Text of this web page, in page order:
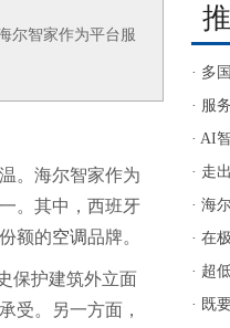
尔智家作为平台服
。海尔智家作为
。其中，西班牙
额的空调品牌。
保护建筑外立面
受。另一方面，
· 多
· 服
签署
· AI
满举
· 走
梁极
· 海
保
· 在
中科
· 超
珠穆
· 既